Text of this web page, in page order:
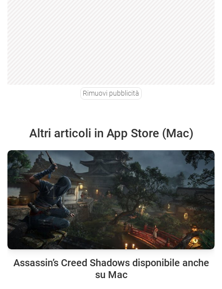
Rimuovi pubblicità
Altri articoli in App Store (Mac)
Assassin’s Creed Shadows disponibile anche
su Mac